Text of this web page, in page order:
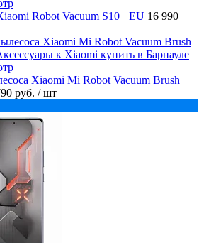
Robot Vacuum S10+ EU 16 990
Xiaomi Mi Robot Vacuum Brush
руб. / шт